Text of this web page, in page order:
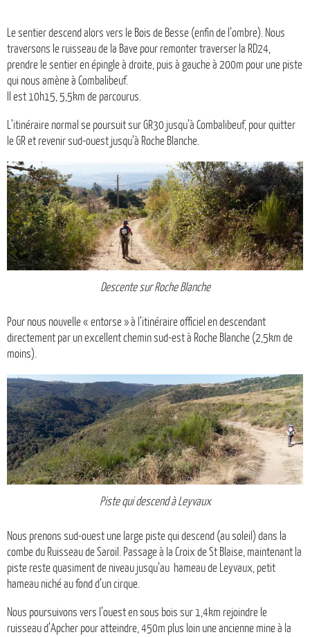
Le sentier descend alors vers le Bois de Besse (enfin de l’ombre). Nous
traversons le ruisseau de la Bave pour remonter traverser la RD24,
prendre le sentier en épingle à droite, puis à gauche à 200m pour une piste
qui nous amène à Combalibeuf.
Il est 10h15, 5,5km de parcourus.
L’itinéraire normal se poursuit sur GR30 jusqu’à Combalibeuf, pour quitter
le GR et revenir sud-ouest jusqu’à Roche Blanche.
Descente sur Roche Blanche
Pour nous nouvelle « entorse » à l’itinéraire officiel en descendant
directement par un excellent chemin sud-est à Roche Blanche (2,5km de
moins).
Piste qui descend à Leyvaux
Nous prenons sud-ouest une large piste qui descend (au soleil) dans la
combe du Ruisseau de Saroil. Passage à la Croix de St Blaise, maintenant la
piste reste quasiment de niveau jusqu’au hameau de Leyvaux, petit
hameau niché au fond d’un cirque.
Nous poursuivons vers l’ouest en sous bois sur 1,4km rejoindre le
ruisseau d’Apcher pour atteindre, 450m plus loin une ancienne mine à la